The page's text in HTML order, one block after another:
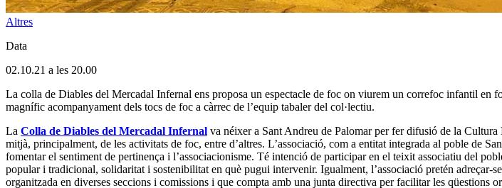
Altres
Data
02.10.21 a les 20.00
La colla de Diables del Mercadal Infernal ens proposa un espectacle de foc on viurem un correfoc infantil en
magnífic acompanyament dels tocs de foc a càrrec de l’equip tabaler del col·lectiu.
La Colla de Diables del Mercadal Infernal va néixer a Sant Andreu de Palomar per fer difusió de la
mitjà, principalment, de les activitats de foc, entre d’altres. L’associació, com a entitat integrada al poble de
fomentar el sentiment de pertinença i l’associacionisme. Té intenció de participar en el teixit associatiu del
popular i tradicional, solidaritat i sostenibilitat en què pugui intervenir. Igualment, l’associació pretén
organitzada en diverses seccions i comissions i que compta amb una junta directiva per facilitar les